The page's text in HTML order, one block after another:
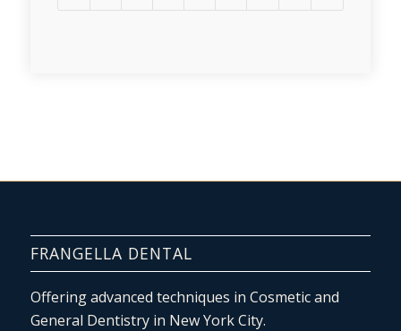
FRANGELLA DENTAL
Offering advanced techniques in Cosmetic and
General Dentistry in New York City.